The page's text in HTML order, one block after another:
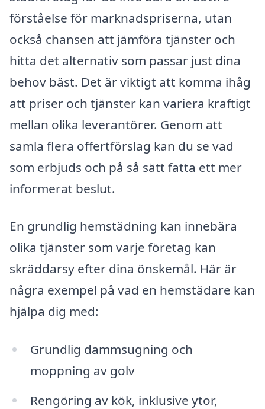
förståelse för marknadspriserna, utan
också chansen att jämföra tjänster och
hitta det alternativ som passar just dina
behov bäst. Det är viktigt att komma ihåg
att priser och tjänster kan variera kraftigt
mellan olika leverantörer. Genom att
samla flera offertförslag kan du se vad
som erbjuds och på så sätt fatta ett mer
informerat beslut.
En grundlig hemstädning kan innebära
olika tjänster som varje företag kan
skräddarsy efter dina önskemål. Här är
några exempel på vad en hemstädare kan
hjälpa dig med:
Grundlig dammsugning och
moppning av golv
Rengöring av kök, inklusive ytor,